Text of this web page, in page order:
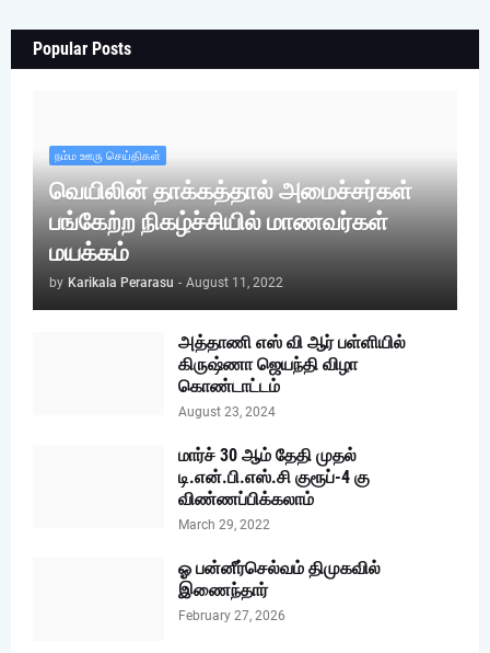
Popular Posts
நம்ம ஊரு செய்திகள்
வெயிலின் தாக்கத்தால் அமைச்சர்கள்
பங்கேற்ற நிகழ்ச்சியில் மாணவர்கள்
மயக்கம்
by Karikala Perarasu - August 11, 2022
அத்தாணி எஸ் வி ஆர் பள்ளியில்
கிருஷ்ணா ஜெயந்தி விழா
கொண்டாட்டம்
August 23, 2024
மார்ச் 30 ஆம் தேதி முதல்
டி.என்.பி.எஸ்.சி குரூப்-4 கு
விண்ணப்பிக்கலாம்
March 29, 2022
ஓ பன்னீர்செல்வம் திமுகவில்
இணைந்தார்
February 27, 2026